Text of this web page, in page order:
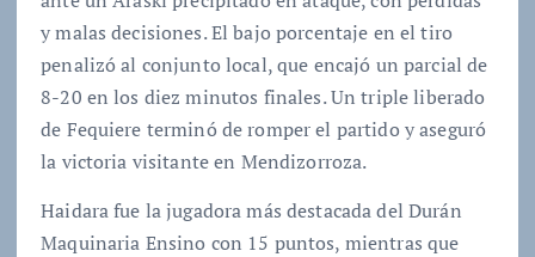
y malas decisiones. El bajo porcentaje en el tiro
penalizó al conjunto local, que encajó un parcial de
8-20 en los diez minutos finales. Un triple liberado
de Fequiere terminó de romper el partido y aseguró
la victoria visitante en Mendizorroza.
Haidara fue la jugadora más destacada del Durán
Maquinaria Ensino con 15 puntos, mientras que